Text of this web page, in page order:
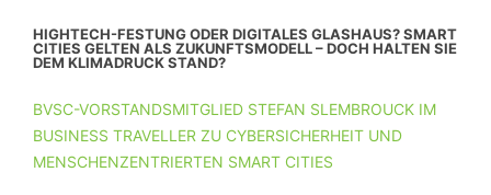
HIGHTECH-FESTUNG ODER DIGITALES GLASHAUS? SMART
CITIES GELTEN ALS ZUKUNFTSMODELL – DOCH HALTEN SIE
DEM KLIMADRUCK STAND?
BVSC-VORSTANDSMITGLIED STEFAN SLEMBROUCK IM
BUSINESS TRAVELLER ZU CYBERSICHERHEIT UND
MENSCHENZENTRIERTEN SMART CITIES